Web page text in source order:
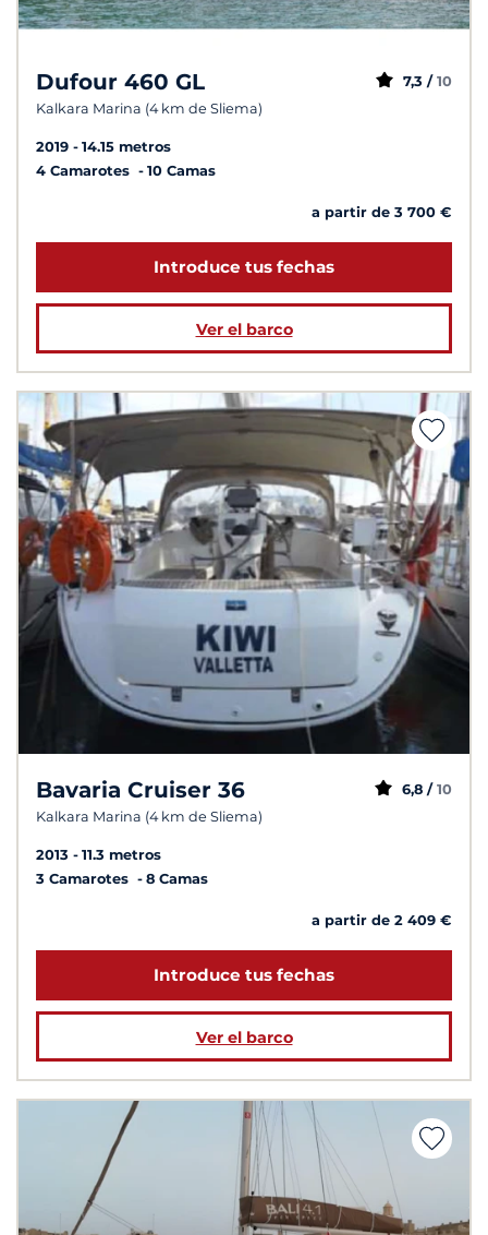
Dufour 460 GL
Kalkara Marina (4 km de Sliema)
7,3 / 10
2019
14.15 metros
4 Camarotes
10 Camas
a partir de 3 700 €
Introduce tus fechas
Ver el barco
Bavaria Cruiser 36
Kalkara Marina (4 km de Sliema)
6,8 / 10
2013
11.3 metros
3 Camarotes
8 Camas
a partir de 2 409 €
Introduce tus fechas
Ver el barco